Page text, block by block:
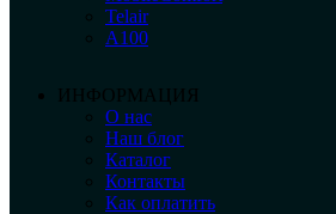
Telair
А100
ИНФОРМАЦИЯ
О нас
Наш блог
Каталог
Контакты
Как оплатить